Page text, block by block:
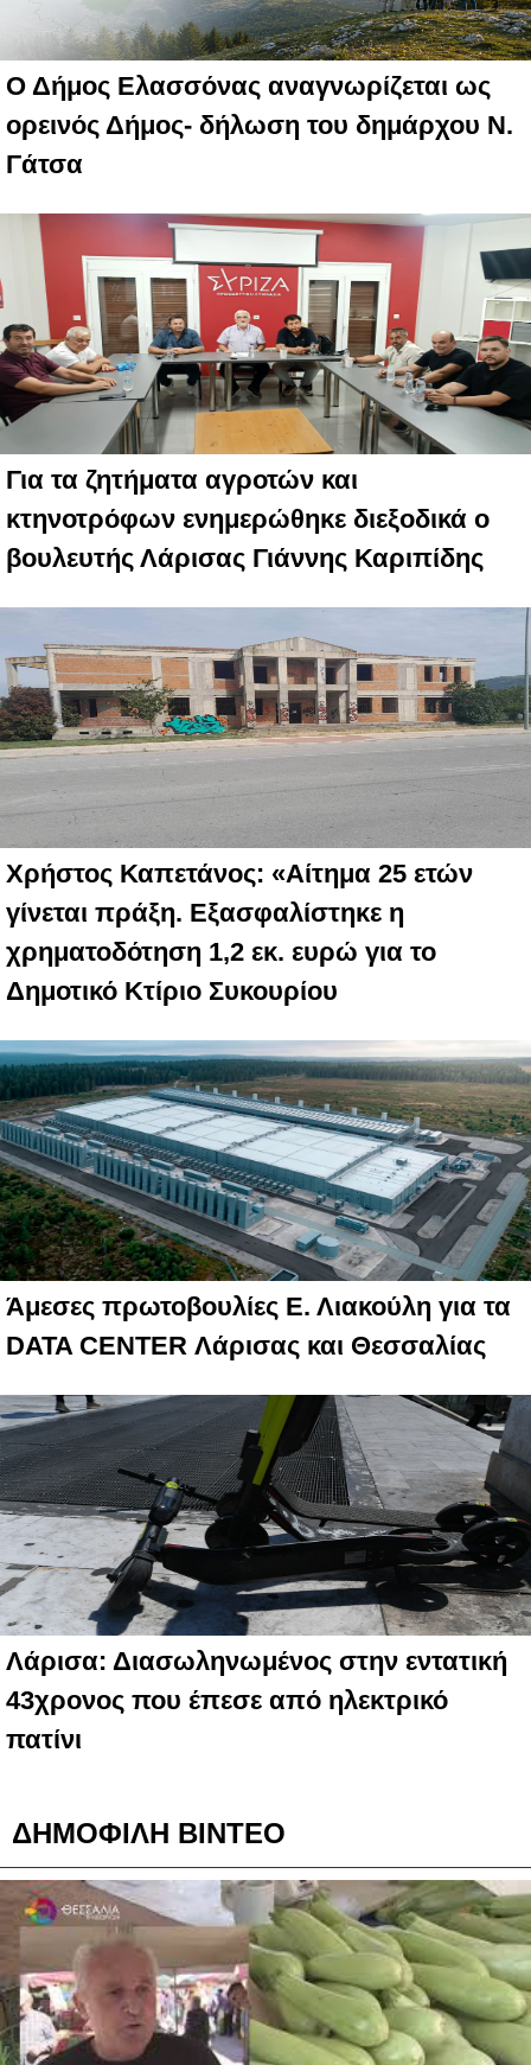
Ο Δήμος Ελασσόνας αναγνωρίζεται ως
ορεινός Δήμος- δήλωση του δημάρχου Ν.
Γάτσα
Για τα ζητήματα αγροτών και
κτηνοτρόφων ενημερώθηκε διεξοδικά ο
βουλευτής Λάρισας Γιάννης Καριπίδης
Χρήστος Καπετάνος: «Αίτημα 25 ετών
γίνεται πράξη. Εξασφαλίστηκε η
χρηματοδότηση 1,2 εκ. ευρώ για το
Δημοτικό Κτίριο Συκουρίου
Άμεσες πρωτοβουλίες Ε. Λιακούλη για τα
DATA CENTER Λάρισας και Θεσσαλίας
Λάρισα: Διασωληνωμένος στην εντατική
43χρονος που έπεσε από ηλεκτρικό
πατίνι
ΔΗΜΟΦΙΛΗ ΒΙΝΤΕΟ